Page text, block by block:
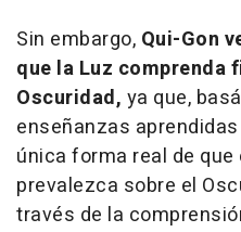
Sin embargo, Qui-Gon
que la Luz comprenda
Oscuridad, ya que,
enseñanzas
única forma real de
prevalezca sobre el
través de la